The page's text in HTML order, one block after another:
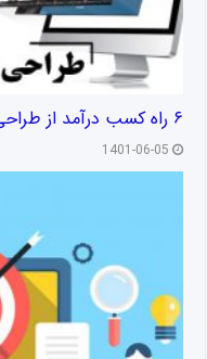
۶ راه کسب درآمد از طراحی سایت
1401-06-05